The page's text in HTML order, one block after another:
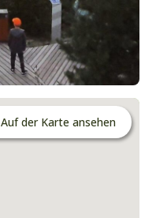
Auf der Karte ansehen